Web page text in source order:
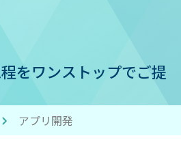
をワンストップでご提
アプリ開発